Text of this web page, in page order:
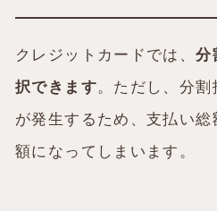
クレジットカードでは、分
択できます。ただし、分割
が発生するため、支払い総
額になってしまいます。